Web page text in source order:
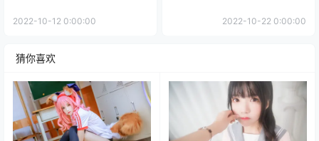
2022-10-12 0:00:00 2022-10-22 0:00:00
猜你喜欢